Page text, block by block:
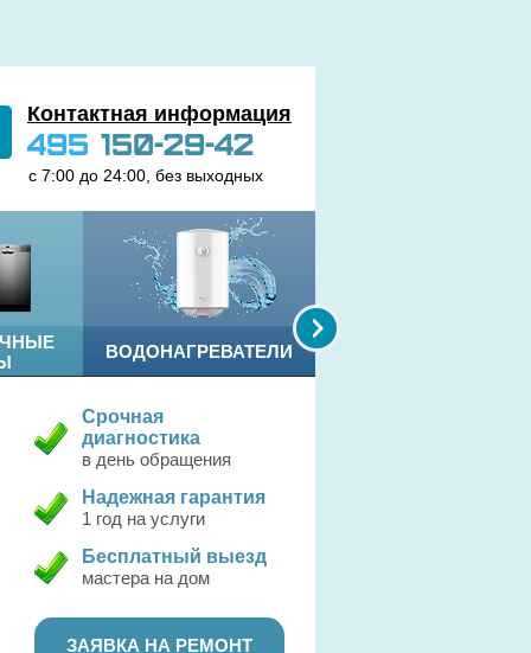
Контактная информация
495 150-29-42
с 7:00 до 24:00, без выходных
ВОДОНАГРЕВАТЕЛИ
Срочная
диагностика
в день обращения
Надежная гарантия
1 год на услуги
Бесплатный выезд
мастера на дом
ЗАЯВКА НА РЕМОНТ